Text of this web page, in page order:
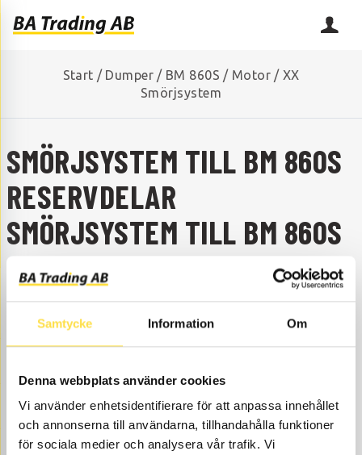
Samtycke Information Om
Denna webbplats använder cookies
Vi använder enhetsidentifierare för att anpassa innehållet
och annonserna till användarna, tillhandahålla funktioner
för sociala medier och analysera vår trafik. Vi
Start / Dumper / BM 860S / Motor / XX
Smörjsystem
SMÖRJSYSTEM TILL BM 860S
RESERVDELAR
SMÖRJSYSTEM TILL BM 860S
SAKNAR DU NÅGON RESERVDEL?
+46 (0) 152-32500
info@batrading.se
BM 860S finns som nya eller begagnade och varsamt
renoverade delar både som original och icke original. Vi
har smörjsystem till alla Volvo Entreprenadmaskiner
och reservdelar som till smörjsystem som passar till